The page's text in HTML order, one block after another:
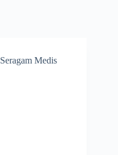
Seragam Medis